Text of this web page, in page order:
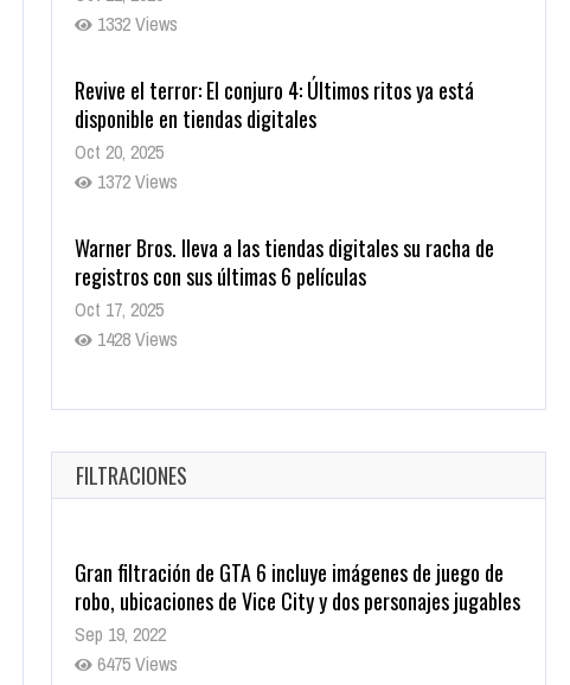
1332 Views
Revive el terror: El conjuro 4: Últimos ritos ya está
disponible en tiendas digitales
Oct 20, 2025
1372 Views
Warner Bros. lleva a las tiendas digitales su racha de
registros con sus últimas 6 películas
Oct 17, 2025
1428 Views
CRUNCHYROLL ANUNCIA FECHA DE ESTRENO EN CINES
Oct 7, 2025
1752 Views
FILTRACIONES
Gran filtración de GTA 6 incluye imágenes de juego de
robo, ubicaciones de Vice City y dos personajes jugables
Sep 19, 2022
6475 Views